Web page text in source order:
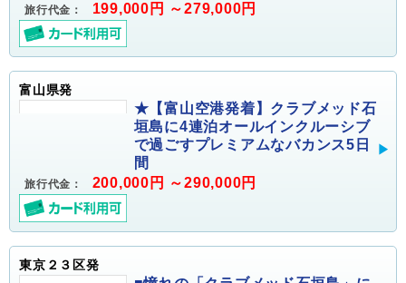
旅行代金： 199,000円 ～279,000円
富山県発
★【富山空港発着】クラブメッド石
垣島に4連泊オールインクルーシブ
で過ごすプレミアムなバカンス5日
間
旅行代金： 200,000円 ～290,000円
東京２３区発